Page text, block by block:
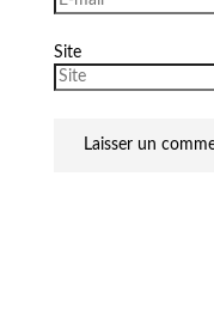
Site